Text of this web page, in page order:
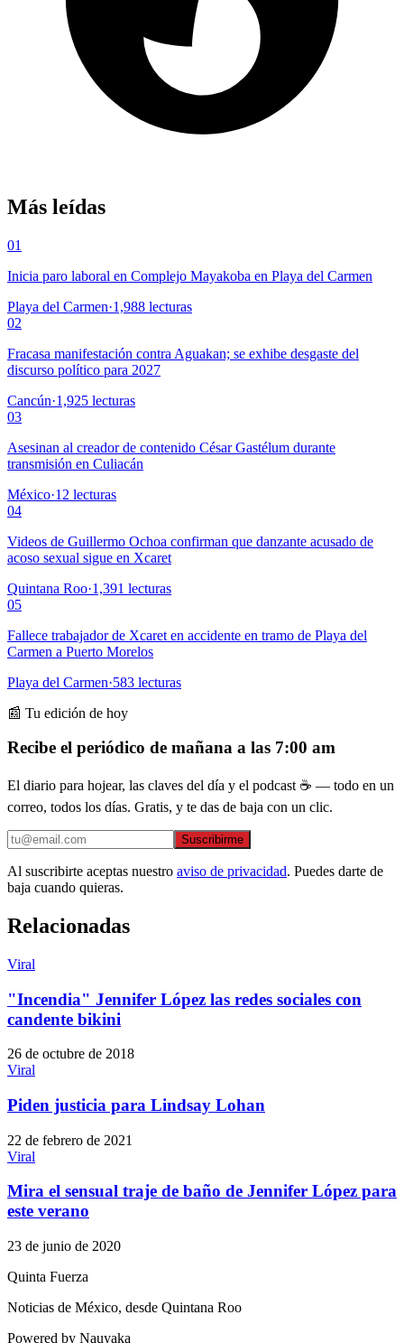
Más leídas
01
Inicia paro laboral en Complejo Mayakoba en Playa del Carmen
Playa del Carmen·1,988 lecturas
02
Fracasa manifestación contra Aguakan; se exhibe desgaste del
discurso político para 2027
Cancún·1,925 lecturas
03
Asesinan al creador de contenido César Gastélum durante
transmisión en Culiacán
México·12 lecturas
04
Videos de Guillermo Ochoa confirman que danzante acusado de
acoso sexual sigue en Xcaret
Quintana Roo·1,391 lecturas
05
Fallece trabajador de Xcaret en accidente en tramo de Playa del
Carmen a Puerto Morelos
Playa del Carmen·583 lecturas
📰 Tu edición de hoy
Recibe el periódico de mañana a las 7:00 am
El diario para hojear, las claves del día y el podcast ☕ — todo en un
correo, todos los días. Gratis, y te das de baja con un clic.
Suscribirme
Al suscribirte aceptas nuestro aviso de privacidad. Puedes darte de
baja cuando quieras.
Relacionadas
Viral
"Incendia" Jennifer López las redes sociales con
candente bikini
26 de octubre de 2018
Viral
Piden justicia para Lindsay Lohan
22 de febrero de 2021
Viral
Mira el sensual traje de baño de Jennifer López para
este verano
23 de junio de 2020
Quinta Fuerza
Noticias de México, desde Quintana Roo
Powered by Nauyaka